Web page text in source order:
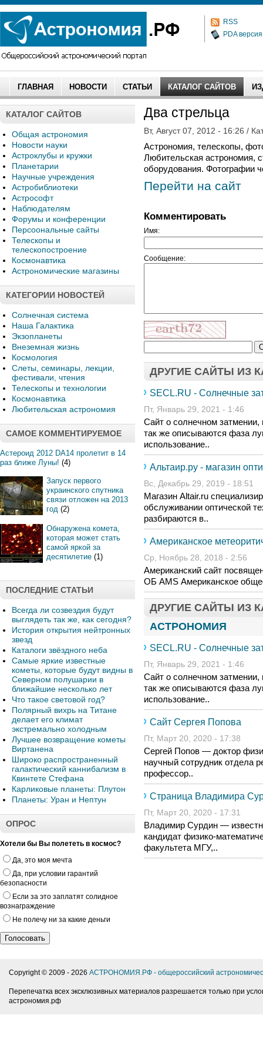
RSS
PDA версия
ГЛАВНАЯ НОВОСТИ СТАТЬИ КАТАЛОГ САЙТОВ
КАТАЛОГ САЙТОВ
Общая астрономия
Новости науки
Астроклубы и кружки
Планетарии
Научные учреждения
Астробиблиотеки
Астрософт
Наблюдателям
Форумы и конференции
Персоональные сайты
Телескопы и
телескопостроение
Космонавтика
Астрономические магазины
КАТЕГОРИИ НОВОСТЕЙ
Солнечная система
Наша Галактика
Экзопланеты
Внеземная жизнь
Космология
Слеты, семинары, лекции,
фестивали, чтения
Телескопы и технологии
Космонавтика
Любительская астрономия
САМОЕ КОММЕНТИРУЕМОЕ
Астероид 2012 DA14 пролетит в 14
раз ближе Луны! (4)
Запуск первого
украинского спутника
связи отложен на 2013
год (2)
Обнаружена комета,
которая может стать
самой яркой за
десятилетие (1)
ПОСЛЕДНИЕ СТАТЬИ
Всегда ли созвездия будут
выглядеть так же, как сегодня?
История открытия нейтронных
звезд
Каталоги звёздного неба
Самые яркие известные
кометы, которые будут видны в
Северном полушарии в
ближайшие несколько лет
Что такое световой год?
Полярный вихрь на Титане
делает его климат
экстремально холодным
Лучшее возвращение кометы
Виртанена
Широко распространенный
галактический каннибализм в
Квинтете Стефана
Карликовые планеты: Плутон
Планеты: Уран и Нептун
ОПРОС
Хотели бы Вы полететь в космос?
Да, это моя мечта
Да, при условии гарантий
безопасности
Если за это заплатят солидное
вознаграждение
Не полечу ни за какие деньги
Два стрельца
Вт, Август 07, 2012 - 16:26 /
Астрономия, телескопы,
Любительская астрономия,
оборудования. Фотографии
Перейти на сайт
Комментировать
Имя:
Сообщение:
ДРУГИЕ САЙТЫ ИЗ
SECL.RU - Солнечные
Пт, Январь 29, 2021 - 1:46
Сайт о солнечном затмении,
так же описываются фаза
использование..
Альтаир.ру - магазин
Вс, Декабрь 29, 2019 - 18:51
Магазин Altair.ru
обслуживании оптической
разбираются в..
Американское
Ср, Ноябрь 28, 2018 - 2:56
Американский сайт
ОБ AMS Американское
ДРУГИЕ САЙТЫ ИЗ
АСТРОНОМИЯ
SECL.RU - Солнечные
Пт, Январь 29, 2021 - 1:46
Сайт о солнечном затмении,
так же описываются фаза
использование..
Сайт Сергея Попова
Пт, Март 20, 2020 - 17:38
Сергей Попов — доктор
научный сотрудник отдела
профессор..
Страница Владимира
Пт, Март 20, 2020 - 17:31
Владимир Сурдин —
кандидат физико-
факультета МГУ,..
Copyright © 2009 - 2026 АСТРОНОМИЯ.РФ - общероссийский
Перепечатка всех эксклюзивных материалов разрешается только при
астрономия.рф